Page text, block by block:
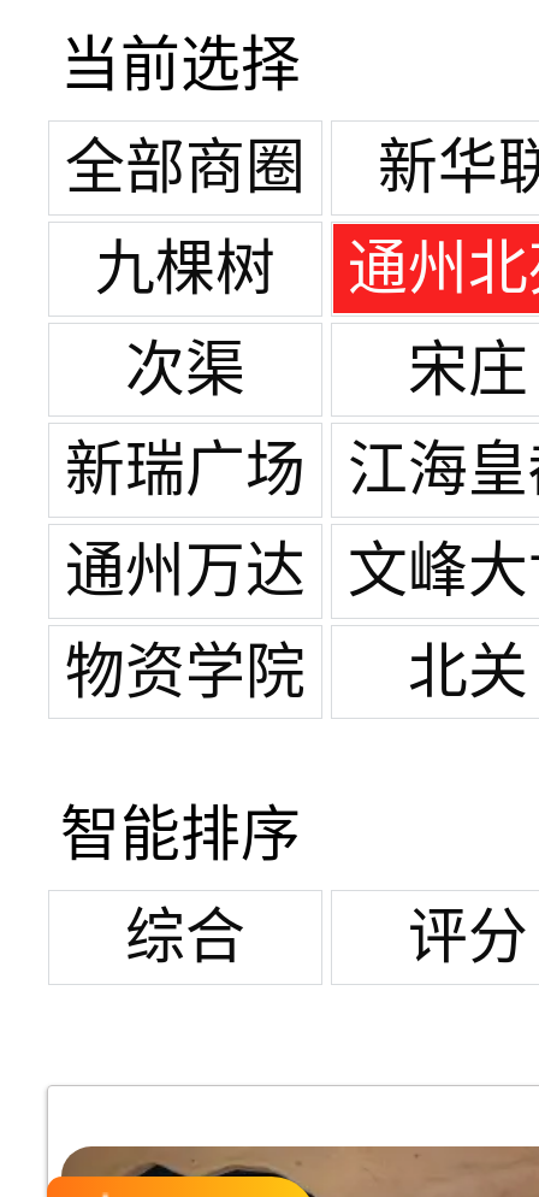
当前选择
全部商圈
新华
九棵树
通州
次渠
宋庄
新瑞广场
江海
通州万达
广场
文峰
界
物资学院 北关
智能排序
综合
评分